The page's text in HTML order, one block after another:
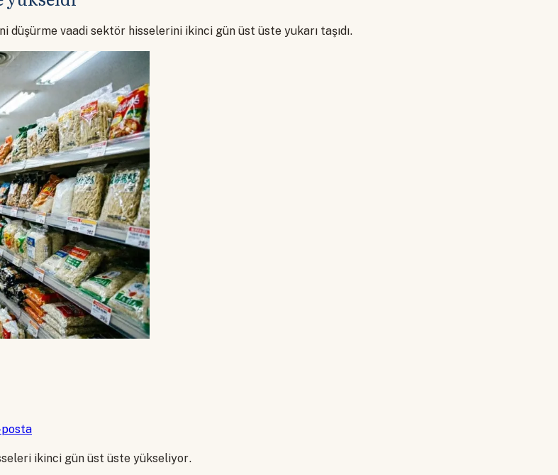
düşürme vaadi sektör hisselerini ikinci gün üst üste yukarı taşıdı.
posta
ikinci gün üst üste yükseliyor.